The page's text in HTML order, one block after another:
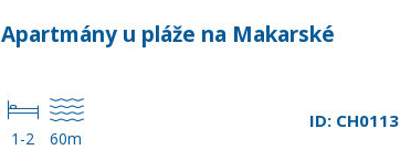
Apartmány u pláže na Makarské
1-2 60m
ID: CH0113